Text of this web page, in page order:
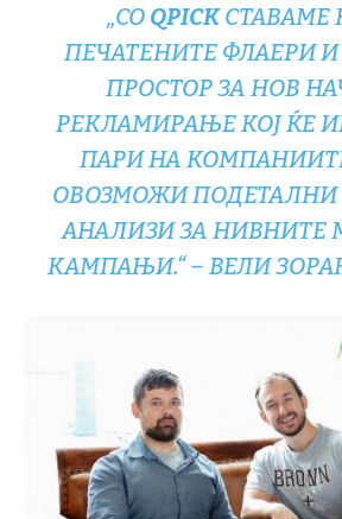
„СО QPICKСТАВАМЕ
ПЕЧАТЕНИТЕ ФЛАЕРИ
ПРОСТОР ЗА НОВ
РЕКЛАМИРАЊЕ КОЈ ЌЕ
ПАРИ НА
ОВОЗМОЖИ
АНАЛИЗИ ЗА НИВНИТЕ
КАМПАЊИ.“– ВЕЛИ